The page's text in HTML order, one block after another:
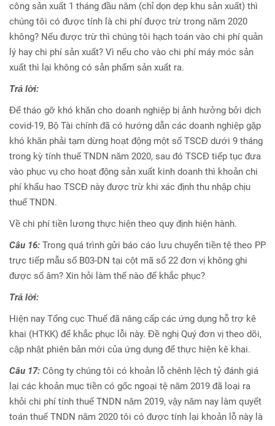
công sản xuất 1 tháng đầu năm (chỉ dọn dẹp khu sản xuất) thì
chúng tôi có được tính là chi phí được trừ trong năm 2020
không? Nếu được trừ thì chúng tôi hạch toán vào chi phí quản
lý hay chi phí sản xuất? Vì nếu cho vào chi phí máy móc sản
xuất thì lại không có sản phẩm sản xuất ra.
Trả lời:
Để tháo gỡ khó khăn cho doanh nghiệp bị ảnh hưởng bởi dịch
covid-19, Bộ Tài chính đã có hướng dẫn các doanh nghiệp gặp
khó khăn phải tạm dừng hoạt động một số TSCĐ dưới 9 tháng
trong kỳ tính thuế TNDN năm 2020, sau đó TSCĐ tiếp tục đưa
vào phục vụ cho hoạt động sản xuất kinh doanh thì khoản chi
phí khấu hao TSCĐ này được trừ khi xác định thu nhập chịu
thuế TNDN.
Về chi phí tiền lương thực hiện theo quy định hiện hành.
Câu 16: Trong quá trình gửi báo cáo lưu chuyển tiền tệ theo PP
trực tiếp mẫu số B03-DN tại cột mã số 22 đơn vị không ghi
được số âm? Xin hỏi làm thế nào để khắc phục?
Trả lời:
Hiện nay Tổng cục Thuế đã nâng cấp các ứng dụng hỗ trợ kê
khai (HTKK) để khắc phục lỗi này. Đề nghị Quý đơn vị theo dõi,
cập nhật phiên bản mới của ứng dụng để thực hiện kê khai.
Câu 17: Công ty chúng tôi có khoản lỗ chênh lệch tỷ đánh giá
lại các khoản mục tiền có gốc ngoại tệ năm 2019 đã loại ra
khỏi chi phí tính thuế TNDN năm 2019, vậy năm nay làm quyết
toán thuế TNDN năm 2020 tôi có được tính lại khoản lỗ này là